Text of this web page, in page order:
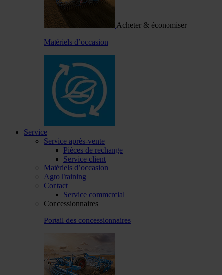
Acheter & économiser
Matériels d’occasion
Service
Service après-vente
Pièces de rechange
Service client
Matériels d’occasion
AgroTraining
Contact
Service commercial
Concessionnaires
Portail des concessionnaires